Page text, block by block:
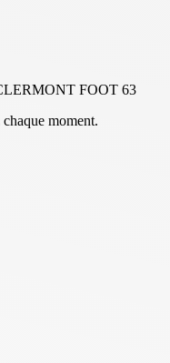
FOOT 63
moment.